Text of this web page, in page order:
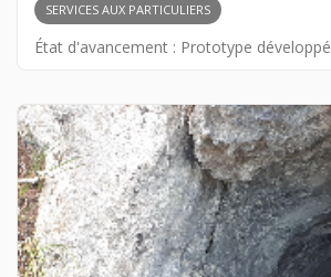
SERVICES AUX PARTICULIERS
État d'avancement : Prototype développé